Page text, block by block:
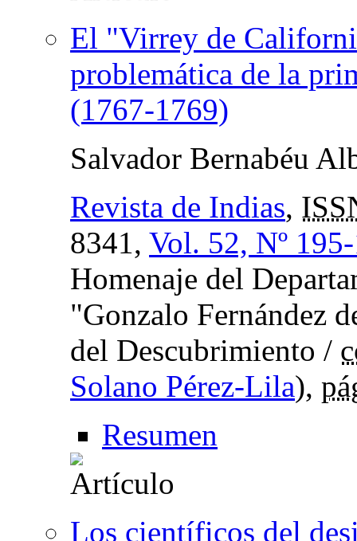
El "Virrey de
problemática de la
(1767-1769)
Salvador Bernabéu
Revista de Indias,
8341, Vol. 52, Nº
Homenaje del
"Gonzalo Fernández
del Descubrimiento /
Solano Pérez-Lila),
Resumen
Los científicos del